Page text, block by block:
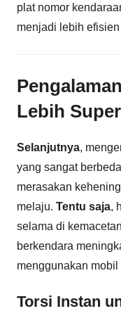
plat nomor
menjadi lebih
Lebih
Selanjutnya,
yang sangat
merasakan
melaju. Tentu saja,
selama di
berkendara
menggunakan mobil
Torsi Instan